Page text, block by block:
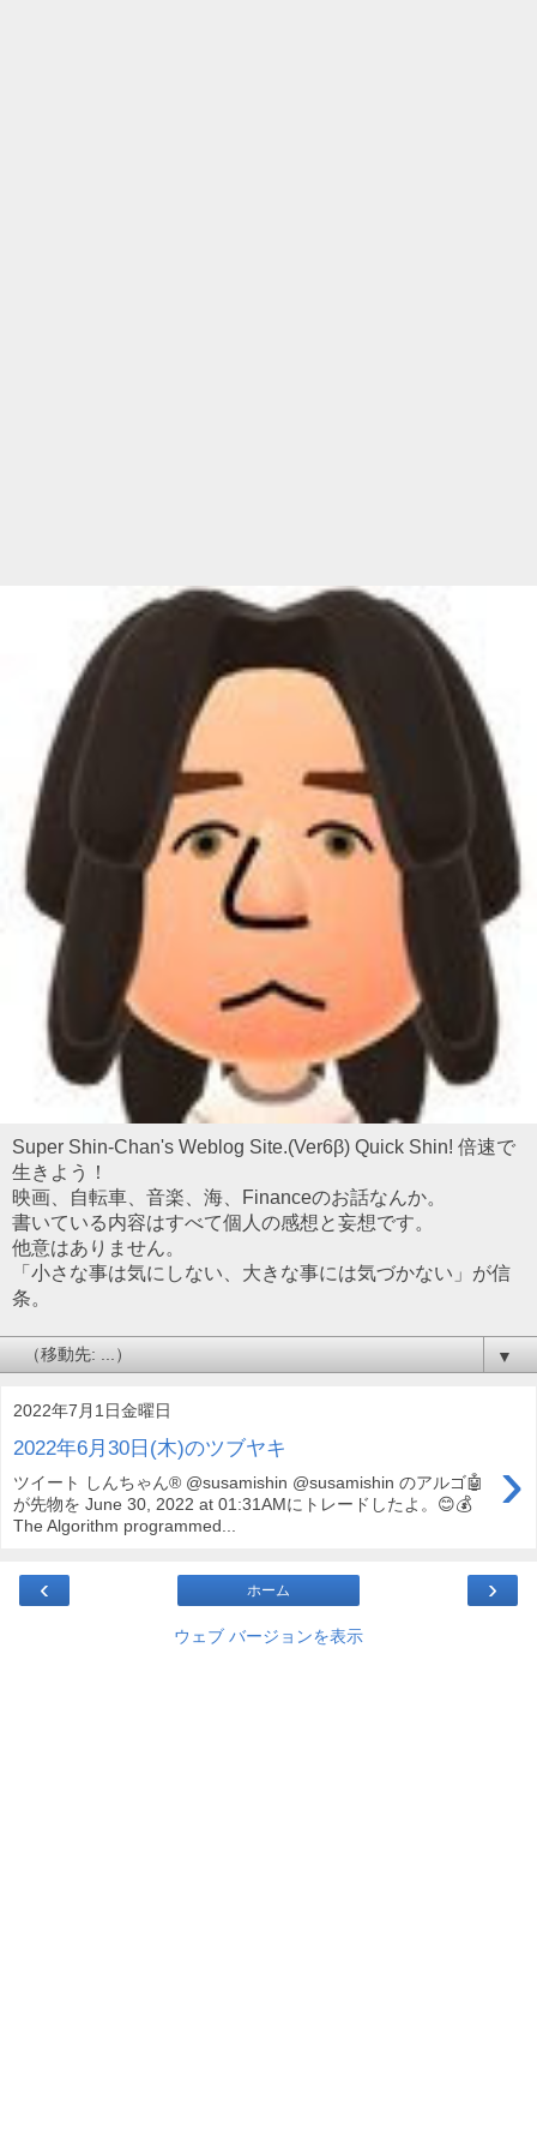
Super Shin-Chan's Weblog Site.(Ver6β) Quick Shin! 倍速で
生きよう！
映画、自転車、音楽、海、Financeのお話なんか。
書いている内容はすべて個人の感想と妄想です。
他意はありません。
「小さな事は気にしない、大きな事には気づかない」が信
条。
▼
2022年7月1日金曜日
2022年6月30日(木)のツブヤキ ›
ツイート しんちゃん® @susamishin @susamishin のアルゴ🤖
が先物を June 30, 2022 at 01:31AMにトレードしたよ。😊💰
The Algorithm programmed...
‹ ›
ホーム
ウェブ バージョンを表示